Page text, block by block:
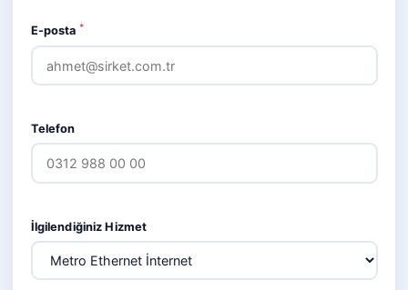
E-posta *
Telefon
İlgilendiğiniz Hizmet